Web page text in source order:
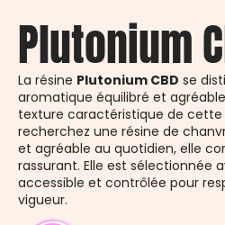
Plutonium
La résine Plutonium CBD se
aromatique équilibré et
texture caractéristique de cette
recherchez une résine de
et agréable au quotidien, elle
rassurant. Elle est sélectionnée
accessible et contrôlée pour
vigueur.